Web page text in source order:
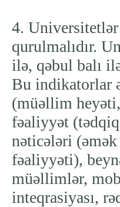
4.
qurulmalıdır.
ilə, qəbul balı
Bu indikatorlar
(müəllim
fəaliyyət
nəticələri
fəaliyyəti),
müəllimlər,
inteqrasiyası,